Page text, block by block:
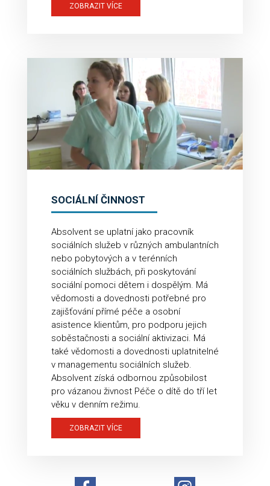
ZOBRAZIT VÍCE
SOCIÁLNÍ ČINNOST
Absolvent se uplatní jako pracovník
sociálních služeb v různých ambulantních
nebo pobytových a v terénních
sociálních službách, při poskytování
sociální pomoci dětem i dospělým. Má
vědomosti a dovednosti potřebné pro
zajišťování přímé péče a osobní
asistence klientům, pro podporu jejich
soběstačnosti a sociální aktivizaci. Má
také vědomosti a dovednosti uplatnitelné
v managementu sociálních služeb.
Absolvent získá odbornou způsobilost
pro vázanou živnost Péče o dítě do tří let
věku v denním režimu.
ZOBRAZIT VÍCE